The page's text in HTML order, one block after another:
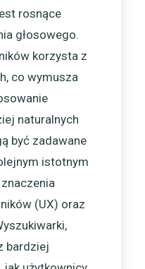
rosnące
głosowego.
korzysta z
co wymusza
naturalnych
być zadawane
istotnym
(UX) oraz
bardziej